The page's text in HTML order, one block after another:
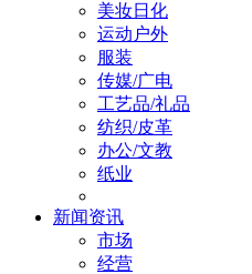
美妆日化
运动户外
服装
传媒/广电
工艺品/礼品
纺织/皮革
办公/文教
纸业
新闻资讯
市场
经营